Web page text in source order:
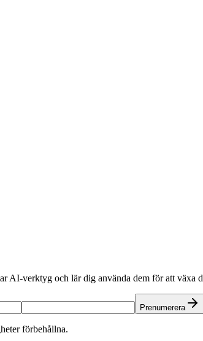
AI-verktyg och lär dig använda dem för att växa
Prenumerera
förbehållna.